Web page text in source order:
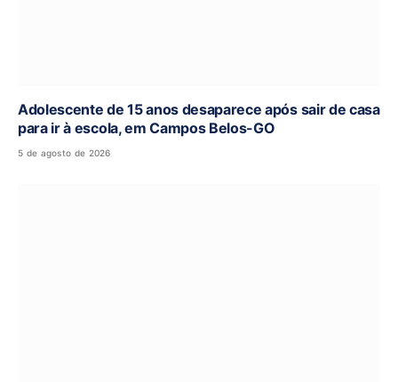
Adolescente de 15 anos desaparece após sair de casa
para ir à escola, em Campos Belos-GO
5 de agosto de 2026